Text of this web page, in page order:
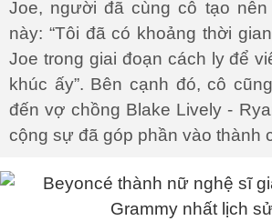
Joe, người đã cùng cô tạo nên
này: “Tôi đã có khoảng thời
Joe trong giai đoạn cách ly để
khúc ấy”. Bên cạnh đó, cô
đến vợ chồng Blake Lively -
cộng sự đã góp phần vào thành